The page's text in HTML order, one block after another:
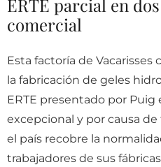
ERTE parcial en
comercial
Esta factoría de
la fabricación de geles
ERTE presentado por
excepcional y por causa
el país recobre la
trabajadores de sus